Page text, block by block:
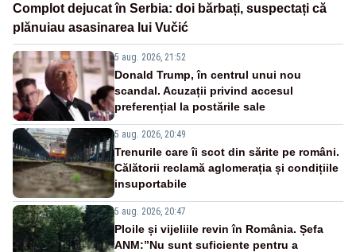
Complot dejucat în Serbia: doi bărbați, suspectați că
plănuiau asasinarea lui Vučić
5 aug. 2026, 21:52
Donald Trump, în centrul unui nou
scandal. Acuzații privind accesul
preferențial la postările sale
5 aug. 2026, 20:49
Trenurile care îi scot din sărite pe români.
Călătorii reclamă aglomerația și condițiile
insuportabile
5 aug. 2026, 20:47
Ploile și vijeliile revin în România. Șefa
ANM:”Nu sunt suficiente pentru a